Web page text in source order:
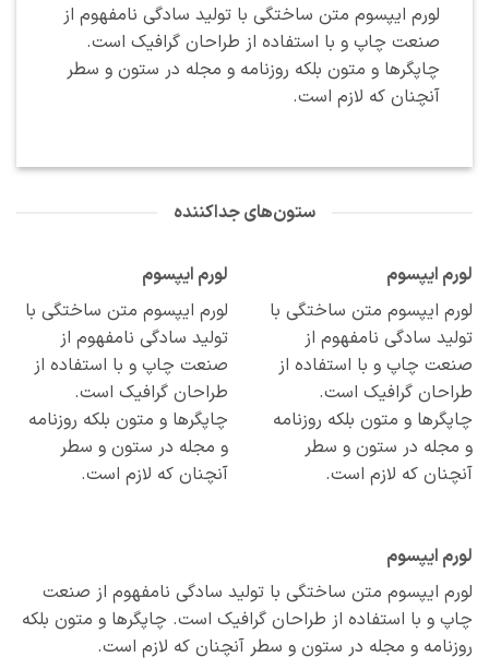
لورم ایپسوم متن ساختگی با تولید سادگی نامفهوم از
صنعت چاپ و با استفاده از طراحان گرافیک است.
چاپگرها و متون بلکه روزنامه و مجله در ستون و سطر
آنچنان که لازم است.
ستون‌های جداکننده
ایپسوم
ایپسوم متن ساختگی با
سادگی نامفهوم از
چاپ و با استفاده از
گرافیک است.
و متون بلکه روزنامه
در ستون و سطر
که لازم است.
لورم ایپسوم
لورم ایپسوم متن ساختگی با
تولید سادگی نامفهوم از
صنعت چاپ و با استفاده از
طراحان گرافیک است.
چاپگرها و متون بلکه روزنامه
و مجله در ستون و سطر
آنچنان که لازم است.
ایپسوم
ایپسوم متن ساختگی با تولید سادگی نامفهوم از صنعت
و با استفاده از طراحان گرافیک است. چاپگرها و متون بلکه
و مجله در ستون و سطر آنچنان که لازم است.